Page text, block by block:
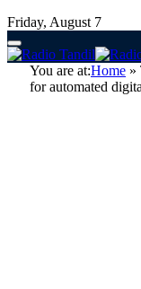
Friday, August 7
You are at:Home »
for automated